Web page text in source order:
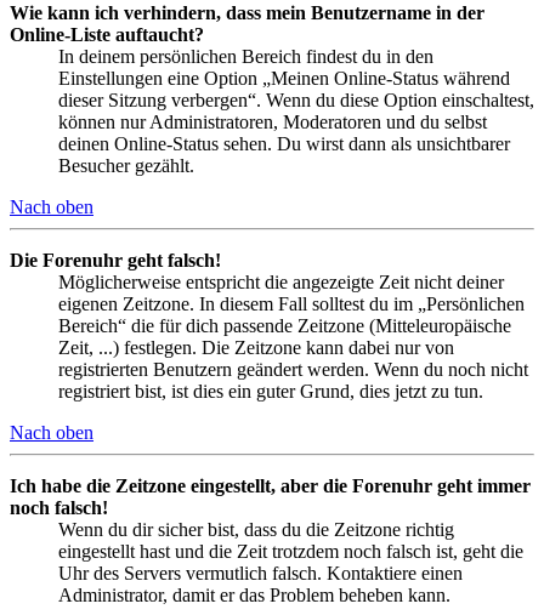
Wie kann ich verhindern, dass mein Benutzername in der
Online-Liste auftaucht?
In deinem persönlichen Bereich findest du in den
Einstellungen eine Option „Meinen Online-Status während
dieser Sitzung verbergen“. Wenn du diese Option einschaltest,
können nur Administratoren, Moderatoren und du selbst
deinen Online-Status sehen. Du wirst dann als unsichtbarer
Besucher gezählt.
Nach oben
Die Forenuhr geht falsch!
Möglicherweise entspricht die angezeigte Zeit nicht deiner
eigenen Zeitzone. In diesem Fall solltest du im „Persönlichen
Bereich“ die für dich passende Zeitzone (Mitteleuropäische
Zeit, ...) festlegen. Die Zeitzone kann dabei nur von
registrierten Benutzern geändert werden. Wenn du noch nicht
registriert bist, ist dies ein guter Grund, dies jetzt zu tun.
Nach oben
Ich habe die Zeitzone eingestellt, aber die Forenuhr geht immer
noch falsch!
Wenn du dir sicher bist, dass du die Zeitzone richtig
eingestellt hast und die Zeit trotzdem noch falsch ist, geht die
Uhr des Servers vermutlich falsch. Kontaktiere einen
Administrator, damit er das Problem beheben kann.